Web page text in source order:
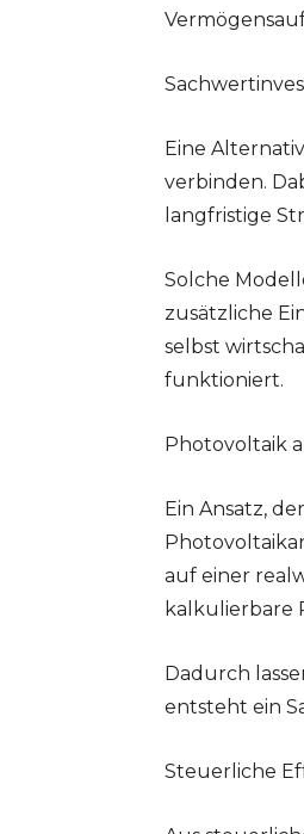
Eine
verbinden.
langfristige
Solche
zusätzliche
selbst
funktioniert.
Photovoltaik
Ein Ansatz,
auf einer
kalkulierbare
Dadurch
entsteht ein
Steuerliche